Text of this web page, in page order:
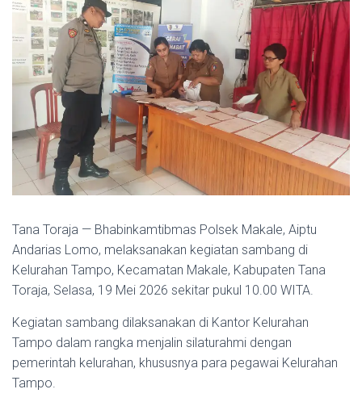
Tana Toraja — Bhabinkamtibmas Polsek Makale, Aiptu
Andarias Lomo, melaksanakan kegiatan sambang di
Kelurahan Tampo, Kecamatan Makale, Kabupaten Tana
Toraja, Selasa, 19 Mei 2026 sekitar pukul 10.00 WITA.
Kegiatan sambang dilaksanakan di Kantor Kelurahan
Tampo dalam rangka menjalin silaturahmi dengan
pemerintah kelurahan, khususnya para pegawai Kelurahan
Tampo.